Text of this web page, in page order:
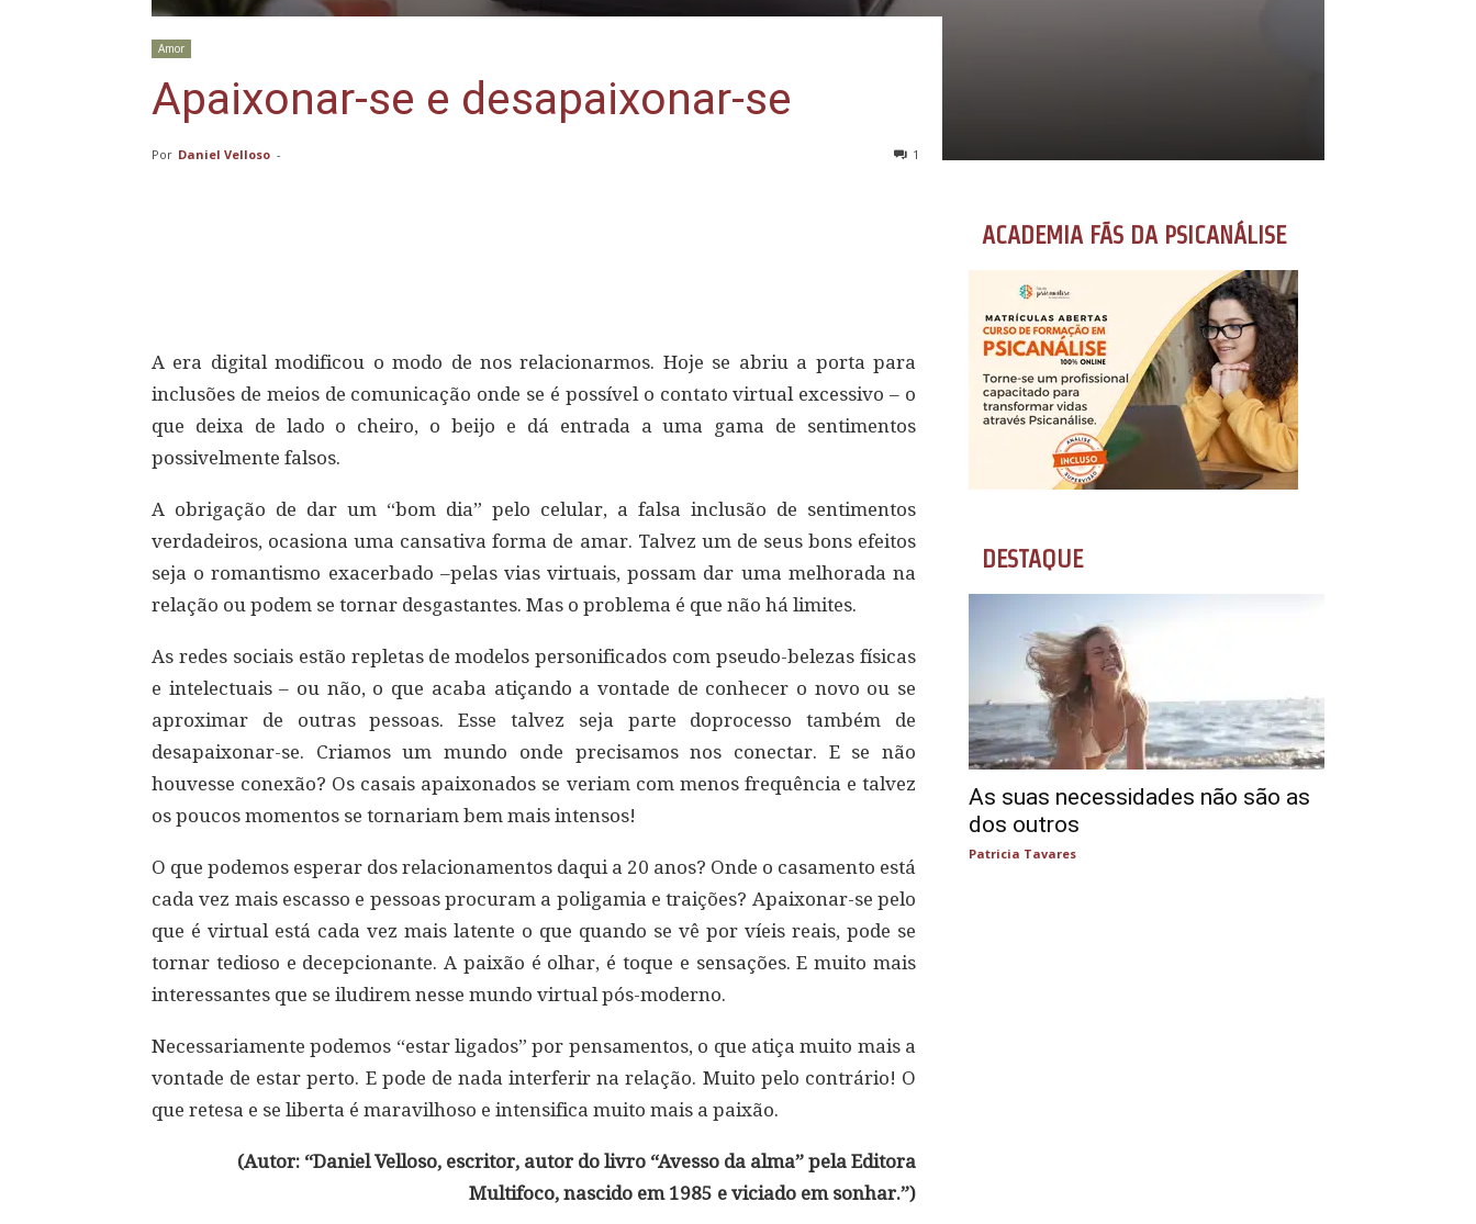
Amor
Apaixonar-se e desapaixonar-se
Por Daniel Velloso - 1
A era digital modificou o modo de nos relacionarmos. Hoje se abriu a porta para
inclusões de meios de comunicação onde se é possível o contato virtual excessivo – o
que deixa de lado o cheiro, o beijo e dá entrada a uma gama de sentimentos
possivelmente falsos.
A obrigação de dar um “bom dia” pelo celular, a falsa inclusão de sentimentos
verdadeiros, ocasiona uma cansativa forma de amar. Talvez um de seus bons efeitos
seja o romantismo exacerbado –pelas vias virtuais, possam dar uma melhorada na
relação ou podem se tornar desgastantes. Mas o problema é que não há limites.
As redes sociais estão repletas de modelos personificados com pseudo-belezas físicas
e intelectuais – ou não, o que acaba atiçando a vontade de conhecer o novo ou se
aproximar de outras pessoas. Esse talvez seja parte doprocesso também de
desapaixonar-se. Criamos um mundo onde precisamos nos conectar. E se não
houvesse conexão? Os casais apaixonados se veriam com menos frequência e talvez
os poucos momentos se tornariam bem mais intensos!
O que podemos esperar dos relacionamentos daqui a 20 anos? Onde o casamento está
cada vez mais escasso e pessoas procuram a poligamia e traições? Apaixonar-se pelo
que é virtual está cada vez mais latente o que quando se vê por víeis reais, pode se
tornar tedioso e decepcionante. A paixão é olhar, é toque e sensações. E muito mais
interessantes que se iludirem nesse mundo virtual pós-moderno.
Necessariamente podemos “estar ligados” por pensamentos, o que atiça muito mais a
vontade de estar perto. E pode de nada interferir na relação. Muito pelo contrário! O
que retesa e se liberta é maravilhoso e intensifica muito mais a paixão.
(Autor: “Daniel Velloso, escritor, autor do livro “Avesso da alma” pela Editora
Multifoco, nascido em 1985 e viciado em sonhar.”)
ACADEMIA FÃS DA PSICANÁLISE
DESTAQUE
As suas necessidades não são as
dos outros
Patricia Tavares